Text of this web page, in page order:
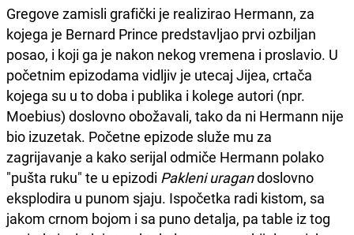
Gregove zamisli grafički je realizirao Hermann, za
kojega je Bernard Prince predstavljao prvi ozbiljan
posao, i koji ga je nakon nekog vremena i proslavio. U
početnim epizodama vidljiv je utecaj Jijea, crtača
kojega su u to doba i publika i kolege autori (npr.
Moebius) doslovno obožavali, tako da ni Hermann nije
bio izuzetak. Početne epizode služe mu za
zagrijavanje a kako serijal odmiče Hermann polako
"pušta ruku" te u epizodi Pakleni uragandoslovno
eksplodira u punom sjaju. Ispočetka radi kistom, sa
jakom crnom bojom i sa puno detalja, pa table iz tog